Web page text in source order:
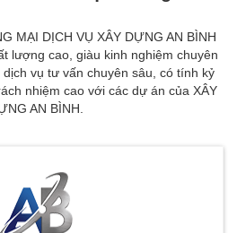
MẠI DỊCH VỤ XÂY DỰNG AN BÌNH
lượng cao, giàu kinh nghiệm chuyên
vụ tư vấn chuyên sâu, có tính kỷ
nhiệm cao với các dự án của XÂY
AN BÌNH.